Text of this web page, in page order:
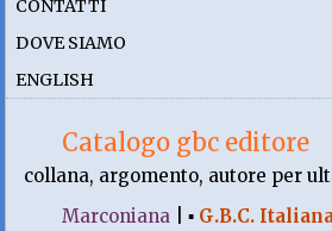
CONTATTI
DOVE SIAMO
ENGLISH
Catalogo gbc editore
collana, argomento, autore per
Marconiana |▪ G.B.C.